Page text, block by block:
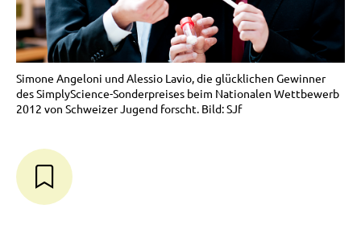
Simone Angeloni und Alessio Lavio, die glücklichen Gewinner
des SimplyScience-Sonderpreises beim Nationalen Wettbewerb
2012 von Schweizer Jugend forscht. Bild: SJf